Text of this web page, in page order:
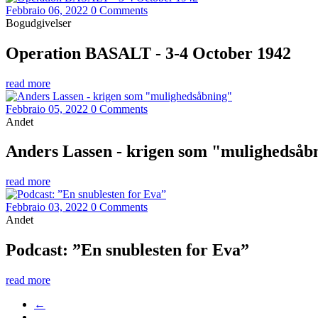
Febbraio 06, 2022 0 Comments
Bogudgivelser
Operation BASALT - 3-4 October 1942
read more
Febbraio 05, 2022 0 Comments
Andet
Anders Lassen - krigen som
read more
Febbraio 03, 2022 0 Comments
Andet
Podcast: ”En snublesten for Eva”
read more
←